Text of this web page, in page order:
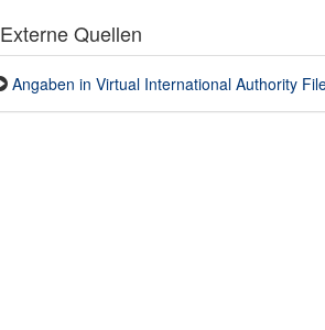
Externe Quellen
Angaben in Virtual International Authority